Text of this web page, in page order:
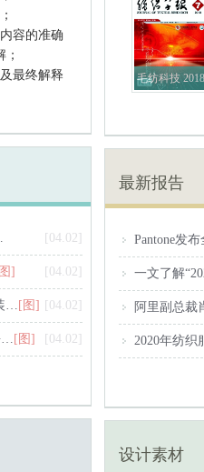
容的准确
最终解释
了解详情 >
[04.02]
[04.02]
]
[04.02]
… [图]
[04.02]
… [图]
丝绸 2018年11
毛纺科技 2018
最新报告
Pantone发
一文了解
阿里副总
2020年纺
设计素材